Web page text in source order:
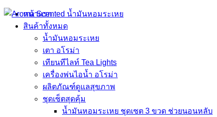
Skip หน้าแรก
สินค้าทั้งหมด
น้ำมันหอมระเหย
เตา อโรม่า
เทียนทีไลท์ Tea Lights
เครื่องพ่นไอน้ำ อโรม่า
ผลิตภัณฑ์ดูแลสุขภาพ
ชุดเซ็ตสุดคุ้ม
น้ำมันหอมระเหย ชุดเซต 3 ขวด ช่วยนอนหลับ